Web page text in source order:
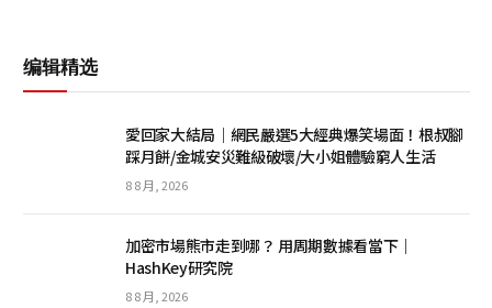
编辑精选
愛回家大結局｜網民嚴選5大經典爆笑場面！根叔腳
踩月餅/金城安災難級破壞/大小姐體驗窮人生活
8 8 月, 2026
加密市場熊市走到哪？ 用周期數據看當下｜
HashKey研究院
8 8 月, 2026